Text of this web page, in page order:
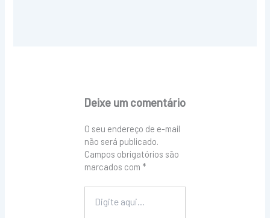
Deixe um comentário
O seu endereço de e-mail
não será publicado.
Campos obrigatórios são
marcados com *
aqui...